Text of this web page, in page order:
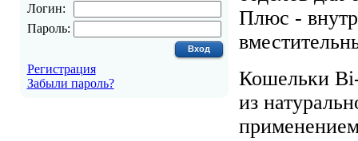
Логин:
Пароль:
Регистрация
Забыли пароль?
Плюс -
Кошельки
из